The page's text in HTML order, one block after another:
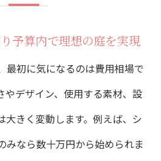
予算内で理想の庭を実現
最初に気になるのは費用相場で
やデザイン、使用する素材、設
大きく変動します。例えば、シ
みなら数十万円から始められま